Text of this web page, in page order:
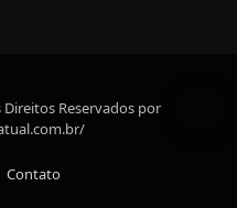
Reservados por
Contato